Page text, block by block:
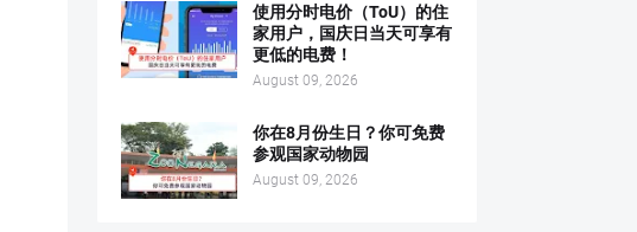
使用分时电价（ToU）的住
家用户，国庆日当天可享有
更低的电费！
August 09, 2026
你在8月份生日？你可免费
参观国家动物园
August 09, 2026